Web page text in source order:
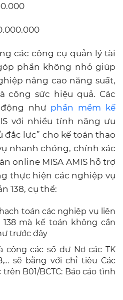
các công cụ quản lý tài
phần không nhỏ giúp
nâng cao năng suất,
công sức hiệu quả. Các
như phần mềm kế
với nhiều tính năng ưu
đắc lực” cho kế toán thao
nhanh chóng, chính xác
online MISA AMIS hỗ trợ
thực hiện các nghiệp vụ
138, cụ thể:
toán các nghiệp vụ liên
mà kế toán không cần
trước đây
cộng các số dư Nợ các TK
sẽ bằng với chỉ tiêu Các
B01/BCTC: Báo cáo tình